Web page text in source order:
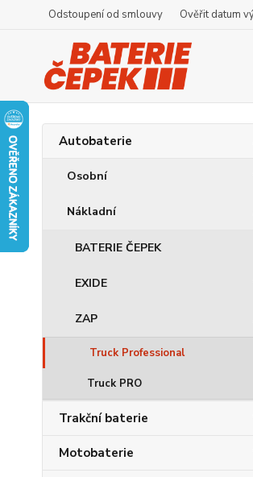
Odstoupení od smlouvy Ověřit datum
Autobaterie
Osobní
Nákladní
BATERIE ČEPEK
EXIDE
ZAP
Truck Professional
Truck PRO
Trakční baterie
Motobaterie